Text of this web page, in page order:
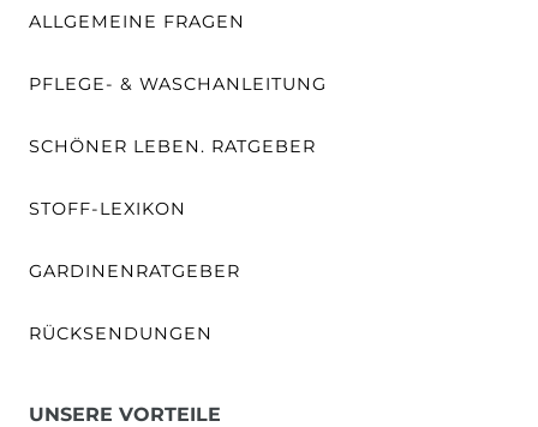
ALLGEMEINE FRAGEN
PFLEGE- & WASCHANLEITUNG
SCHÖNER LEBEN. RATGEBER
STOFF-LEXIKON
GARDINENRATGEBER
RÜCKSENDUNGEN
UNSERE VORTEILE